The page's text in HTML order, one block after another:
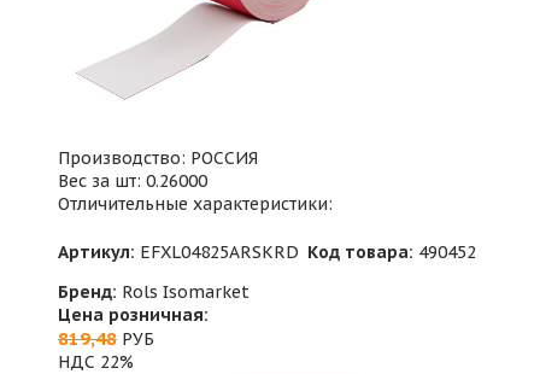
Производство: РОССИЯ
Вес за шт: 0.26000
Отличительные характеристики:
Артикул: EFXL04825ARSKRD Код товара: 490452
Бренд: Rols Isomarket
Цена розничная:
819,48 РУБ
НДС 22%